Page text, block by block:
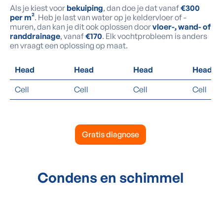
Als je kiest voor bekuiping, dan doe je dat vanaf€300
per m². Heb je last van water op je keldervloer of -
muren, dan kan je dit ook oplossen doorvloer-, wand- of
randdrainage, vanaf€170. Elk vochtprobleem is anders
en vraagt een oplossing op maat.
Head Head Head
Head
Cell
Cell Cell Cell
Gratis diagnose
Condens en schimmel